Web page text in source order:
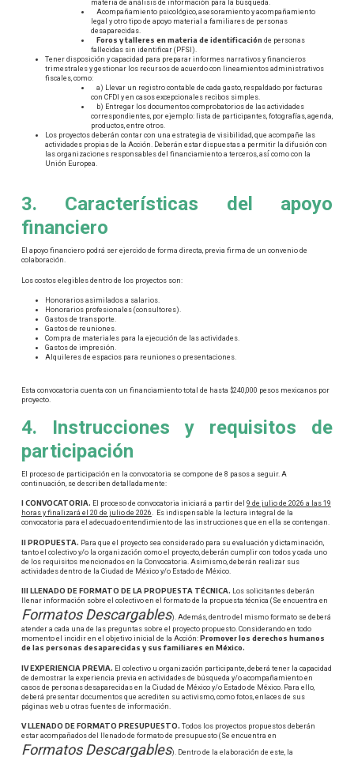
materia de análisis de información para la búsqueda.
Acompañamiento psicológico, asesoramiento y acompañamiento
legal y otro tipo de apoyo material a familiares de personas
desaparecidas.
Foros y talleres en materia de identificaciónde personas
fallecidas sin identificar (PFSI).
Tener disposición y capacidad para preparar informes narrativos y financieros
trimestrales y gestionar los recursos de acuerdo con lineamientos administrativos
fiscales, como:
a) Llevar un registro contable de cada gasto, respaldado por facturas
con CFDI y en casos excepcionales recibos simples.
b) Entregar los documentos comprobatorios de las actividades
correspondientes, por ejemplo: lista de participantes, fotografías, agenda,
productos, entre otros.
Los proyectos deberán contar con una estrategia de visibilidad, que acompañe las
actividades propias de la Acción. Deberán estar dispuestas a permitir la difusión con
las organizaciones responsables del financiamiento a terceros, así́ como con la
Unión Europea.
3. Características del apoyo
financiero
El apoyo financiero podrá ser ejercido de forma directa, previa firma de un convenio de
colaboración.
Los costos elegibles dentro de los proyectos son:
Honorarios asimilados a salarios.
Honorarios profesionales (consultores).
Gastos de transporte.
Gastos de reuniones.
Compra de materiales para la ejecución de las actividades.
Gastos de impresión.
Alquileres de espacios para reuniones o presentaciones.
Esta convocatoria cuenta con un financiamiento total de hasta $240,000 pesos mexicanos por
proyecto.
4. Instrucciones y requisitos de
participación
El proceso de participación en la convocatoria se compone de 8 pasos a seguir. A
continuación, se describen detalladamente:
I CONVOCATORIA. El proceso de convocatoria iniciará a partir del 9 de julio de 2026 a las 19
horas y finalizará el 20 de julio de 2026. Es indispensable la lectura integral de la
convocatoria para el adecuado entendimiento de las instrucciones que en ella se contengan.
II PROPUESTA. Para que el proyecto sea considerado para su evaluación y dictaminación,
tanto el colectivo y/o la organización como el proyecto, deberán cumplir con todos y cada uno
de los requisitos mencionados en la Convocatoria. Asimismo, deberán realizar sus
actividades dentro de la Ciudad de México y/o Estado de México.
III LLENADO DE FORMATO DE LA PROPUESTA TÉCNICA. Los solicitantes deberán
llenar información sobre el colectivo en el formato de la propuesta técnica (Se encuentra en
Formatos Descargables). Además, dentro del mismo formato se deberá
atender a cada una de las preguntas sobre el proyecto propuesto. Considerando en todo
momento el incidir en el objetivo inicial de la Acción: Promover los derechos humanos
de las personas desaparecidas y sus familiares en México.
IV EXPERIENCIA PREVIA. El colectivo u organización participante, deberá tener la capacidad
de demostrar la experiencia previa en actividades de búsqueda y/o acompañamiento en
casos de personas desaparecidas en la Ciudad de México y/o Estado de México. Para ello,
deberá presentar documentos que acrediten su activismo, como fotos, enlaces de sus
páginas web u otras fuentes de información.
V LLENADO DE FORMATO PRESUPUESTO. Todos los proyectos propuestos deberán
estar acompañados del llenado de formato de presupuesto (Se encuentra en
Formatos Descargables). Dentro de la elaboración de este, la